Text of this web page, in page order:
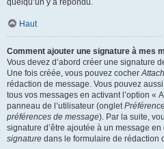
quelqu’un y a répondu.
Haut
Comment ajouter une signature à mes
Vous devez d’abord créer une signature
Une fois créée, vous pouvez cocher
rédaction de message. Vous pouvez
tous vos messages en activant l’option «
panneau de l’utilisateur (onglet
préférences de message). Par la suite,
signature d’être ajoutée à un message
signature dans le formulaire de rédaction